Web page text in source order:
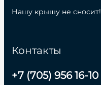
Контакты
+7 (705) 956 16-10
Нашу крышу не сносит!